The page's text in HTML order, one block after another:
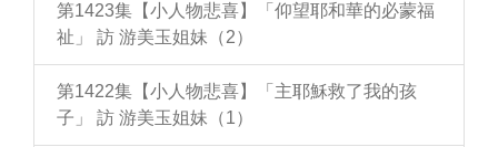
第1423集【小人物悲喜】「仰望耶和華的必蒙福
祉」 訪 游美玉姐妹（2）
第1422集【小人物悲喜】「主耶穌救了我的孩
子」 訪 游美玉姐妹（1）